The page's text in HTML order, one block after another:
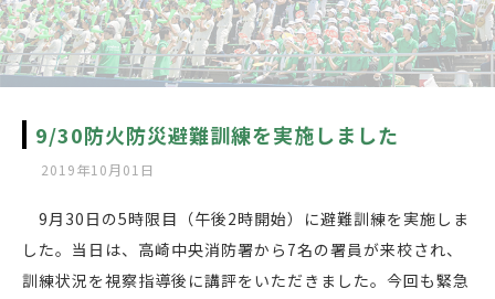
9/30防火防災避難訓練を実施しました
2019年10月01日
9月30日の5時限目（午後2時開始）に避難訓練を実施しま
した。当日は、高崎中央消防署から7名の署員が来校され、
訓練状況を視察指導後に講評をいただきました。今回も緊急